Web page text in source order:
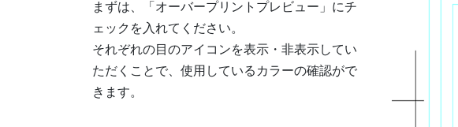
まずは、「オーバープリントプレビュー」にチ
ェックを入れてください。
それぞれの目のアイコンを表示・非表示してい
ただくことで、使用しているカラーの確認がで
きます。